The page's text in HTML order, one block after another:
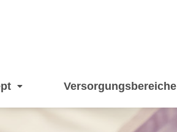
Versorgungsbereiche